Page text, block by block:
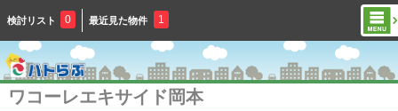
検討リスト 0 最近見た物件 1
ワコーレエキサイド岡本